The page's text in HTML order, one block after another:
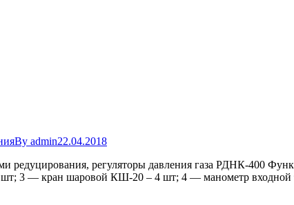
By admin22.04.2018
редуцирования, регуляторы давления газа РДНК-400
3 — кран шаровой КШ-20 – 4 шт; 4 — манометр